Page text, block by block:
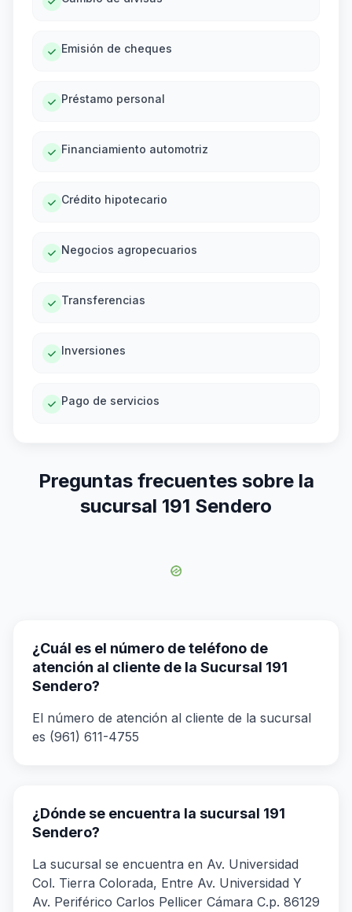
Emisión de cheques
Préstamo personal
Financiamiento automotriz
Crédito hipotecario
Negocios agropecuarios
Transferencias
Inversiones
Pago de servicios
Preguntas frecuentes sobre la
sucursal 191 Sendero
¿Cuál es el número de teléfono de
atención al cliente de la Sucursal 191
Sendero?
El número de atención al cliente de la sucursal
es (961) 611-4755
¿Dónde se encuentra la sucursal 191
Sendero?
La sucursal se encuentra en Av. Universidad
Col. Tierra Colorada, Entre Av. Universidad Y
Av. Periférico Carlos Pellicer Cámara C.p. 86129